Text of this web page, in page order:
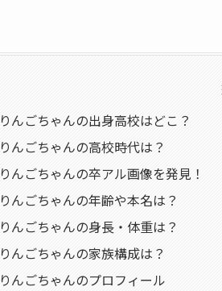
りんごちゃんの出身高校はどこ？
りんごちゃんの高校時代は？
りんごちゃんの卒アル画像を発見！
りんごちゃんの年齢や本名は？
りんごちゃんの身長・体重は？
りんごちゃんの家族構成は？
りんごちゃんのプロフィール